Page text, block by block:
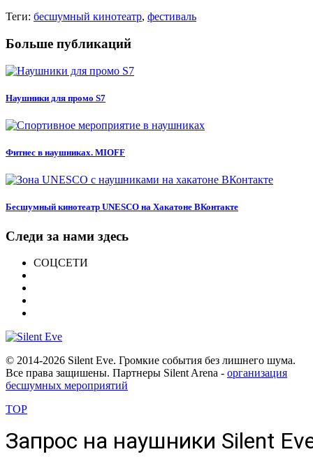
Теги: бесшумный кинотеатр, фестиваль
Больше публикаций
Наушники для промо S7
Фитнес в наушниках. MIOFF
Бесшумный кинотеатр UNESCO на Хакатоне ВКонтакте
Следи за нами здесь
СОЦСЕТИ
© 2014-2026 Silent Eve. Громкие события без лишнего шума.
Все права защишены. Партнеры Silent Arena - организация
бесшумных мероприятий
TOP